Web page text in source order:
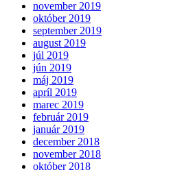
november 2019
október 2019
september 2019
august 2019
júl 2019
jún 2019
máj 2019
apríl 2019
marec 2019
február 2019
január 2019
december 2018
november 2018
október 2018